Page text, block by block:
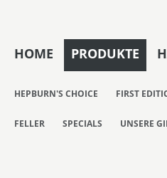
HOME PRODUKTE
HEPBURN'S CHOICE FIRST
FELLER SPECIALS UNSERE